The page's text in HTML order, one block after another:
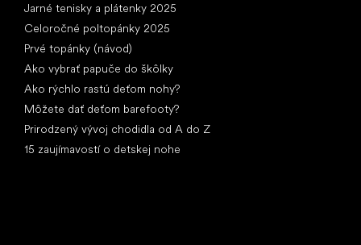
Jarné tenisky a plátenky 2025
Celoročné poltopánky 2025
Prvé topánky (návod)
Ako vybrať papuče do škôlky
Ako rýchlo rastú deťom nohy?
Môžete dať deťom barefooty?
Prirodzený vývoj chodidla od A do Z
15 zaujímavostí o detskej nohe